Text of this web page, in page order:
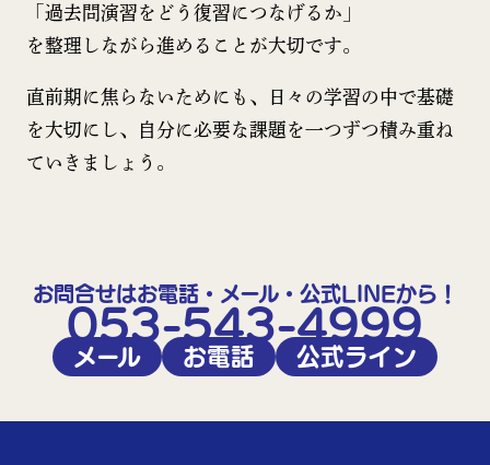
「過去問演習をどう復習につなげるか」
を整理しながら進めることが大切です。
直前期に焦らないためにも、日々の学習の中で基礎
を大切にし、自分に必要な課題を一つずつ積み重ね
ていきましょう。
お問合せはお電話・メール・公式LINEから！
053-543-4999
メール お電話 公式ライン